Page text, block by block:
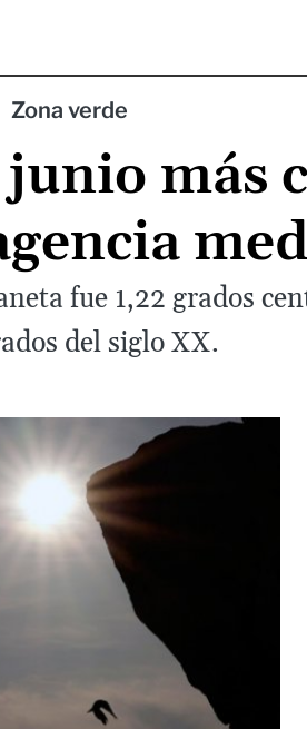
Zona verde
más
fue 1,22 grados
del siglo XX.